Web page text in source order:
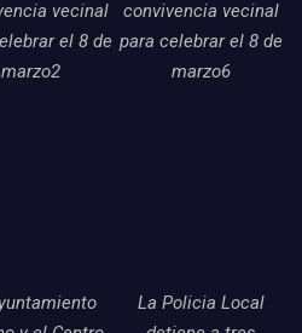
vecinal
el 8 de
marzo2
convivencia vecinal
para celebrar el 8 de
marzo6
La Policia Local